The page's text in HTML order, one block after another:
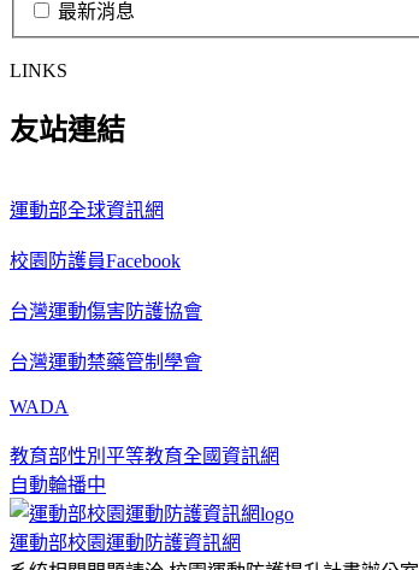
最新消息
LINKS
友站連結
運動部全球資訊網
校園防護員Facebook
台灣運動傷害防護協會
台灣運動禁藥管制學會
WADA
教育部性別平等教育全國資訊網
自動輪播中
運動部校園運動防護資訊網